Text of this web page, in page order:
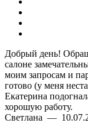
Добрый день!
салоне
моим запросам и
готово (у меня
Екатерина
хорошую работу.
Светлана —